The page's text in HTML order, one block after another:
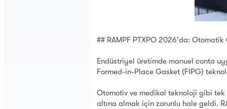
## RAMPF PTXPO 2026'da:
Endüstriyel üretimde manuel conta
Formed-in-Place Gasket (FIPG)
Otomotiv ve medikal teknoloji gibi
altına almak için zorunlu hale geldi.